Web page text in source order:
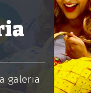
galeria